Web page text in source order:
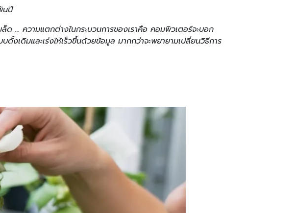
นปี
… ความแตกต่างในกระบวนการของเราคือ คอมพิวเตอร์จะบอก
เดิมและเร่งให้เร็วขึ้นด้วยข้อมูล มากกว่าจะพยายามเปลี่ยนวิธีการ